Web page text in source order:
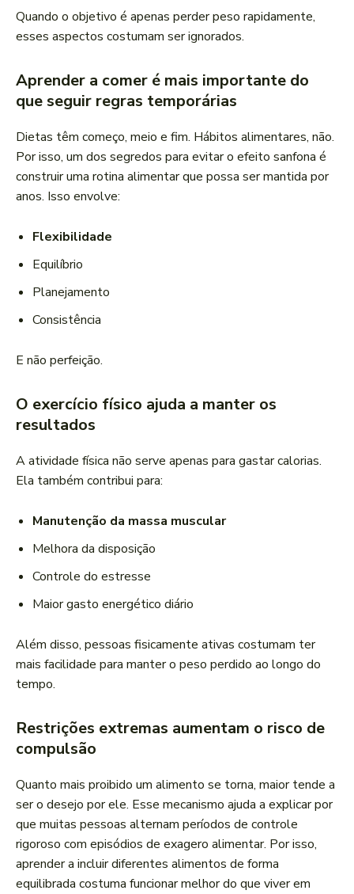
Quando o objetivo é apenas perder peso rapidamente,
esses aspectos costumam ser ignorados.
Aprender a comer é mais importante do
que seguir regras temporárias
Dietas têm começo, meio e fim. Hábitos alimentares, não.
Por isso, um dos segredos para evitar o efeito sanfona é
construir uma rotina alimentar que possa ser mantida por
anos. Isso envolve:
Flexibilidade
Equilíbrio
Planejamento
Consistência
E não perfeição.
O exercício físico ajuda a manter os
resultados
A atividade física não serve apenas para gastar calorias.
Ela também contribui para:
Manutenção da massa muscular
Melhora da disposição
Controle do estresse
Maior gasto energético diário
Além disso, pessoas fisicamente ativas costumam ter
mais facilidade para manter o peso perdido ao longo do
tempo.
Restrições extremas aumentam o risco de
compulsão
Quanto mais proibido um alimento se torna, maior tende a
ser o desejo por ele. Esse mecanismo ajuda a explicar por
que muitas pessoas alternam períodos de controle
rigoroso com episódios de exagero alimentar. Por isso,
aprender a incluir diferentes alimentos de forma
equilibrada costuma funcionar melhor do que viver em